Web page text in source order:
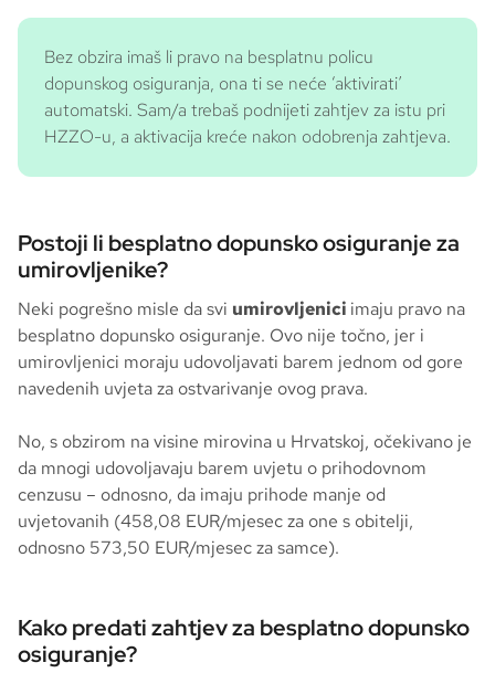
Bez obzira imaš li pravo na besplatnu policu
dopunskog osiguranja, ona ti se neće ‘aktivirati’
automatski. Sam/a trebaš podnijeti zahtjev za istu pri
HZZO-u, a aktivacija kreće nakon odobrenja zahtjeva.
Postoji li besplatno dopunsko osiguranje za
umirovljenike?
Neki pogrešno misle da svi umirovljenici imaju pravo na
besplatno dopunsko osiguranje. Ovo nije točno, jer i
umirovljenici moraju udovoljavati barem jednom od gore
navedenih uvjeta za ostvarivanje ovog prava.
No, s obzirom na visine mirovina u Hrvatskoj, očekivano je
da mnogi udovoljavaju barem uvjetu o prihodovnom
cenzusu – odnosno, da imaju prihode manje od
uvjetovanih (458,08 EUR/mjesec za one s obitelji,
odnosno 573,50 EUR/mjesec za samce).
Kako predati zahtjev za besplatno dopunsko
osiguranje?